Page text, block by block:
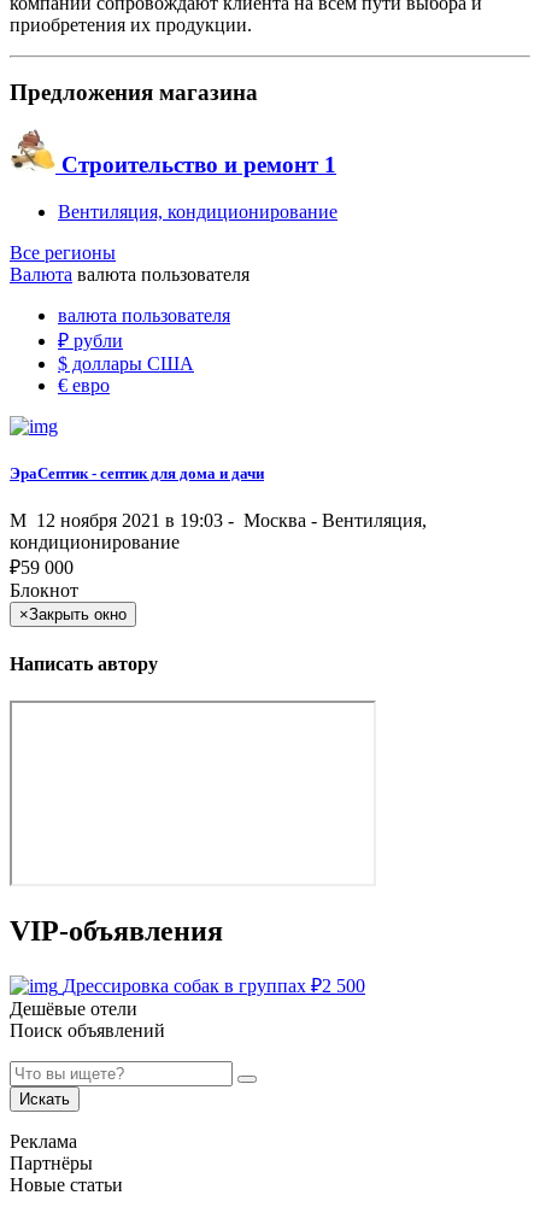
приобретения их продукции.
Предложения магазина
Строительство и ремонт 1
Вентиляция, кондиционирование
Все регионы
Валюта валюта пользователя
валюта пользователя
₽ рубли
$ доллары США
€ евро
ЭраСептик - септик для дома и дачи
M 12 ноября 2021 в 19:03 - Москва - Вентиляция,
кондиционирование
₽59 000
Блокнот
×Закрыть окно
Написать автору
VIP-объявления
Дрессировка собак в группах ₽2 500
Дешёвые отели
Поиск объявлений
Искать
Реклама
Партнёры
Новые статьи